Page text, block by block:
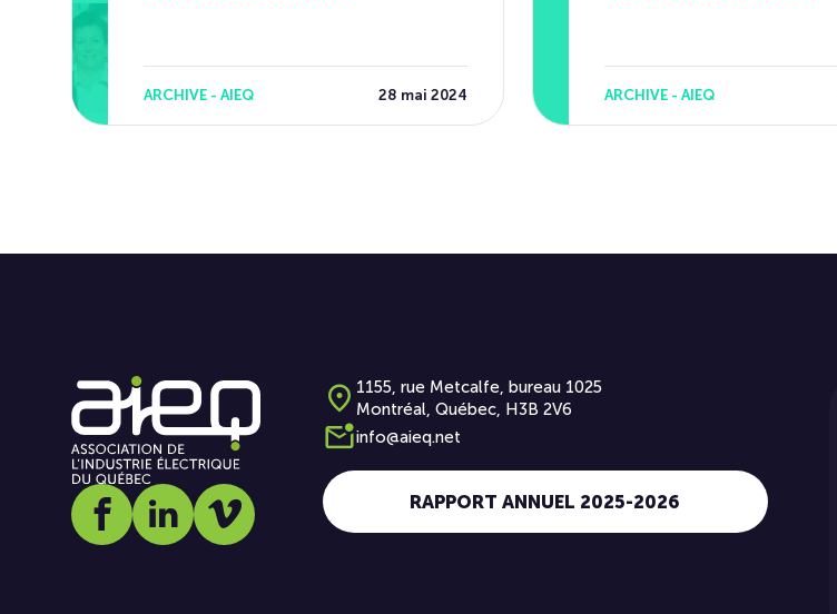
ARCHIVE - AIEQ 28 mai 2024 ARCHIVE - AIEQ
Social media link icon-facebook
Social media link icon-linkedin
Social media link icon-vimeo
1155, rue Metcalfe, bureau 1025
Montréal, Québec, H3B 2V6
info@aieq.net
RAPPORT ANNUEL 2025-2026